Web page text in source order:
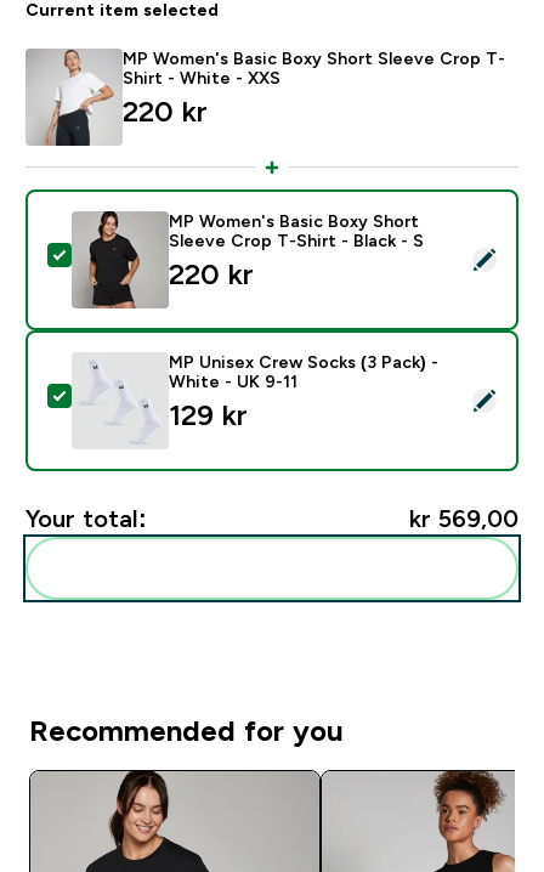
Current item selected
MP Women's Basic Boxy Short Sleeve Crop T-
Shirt - White - XXS
220 kr‎
Select this product - MP Women's Basic Boxy Short
MP Women's Basic Boxy Short
Sleeve Crop T-Shirt - Black - S
220 kr‎
Select this product - MP Unisex Crew Socks (3 Pack)
MP Unisex Crew Socks (3 Pack) -
White - UK 9-11
129 kr‎
Your total: kr 569,00‎
Recommended for you